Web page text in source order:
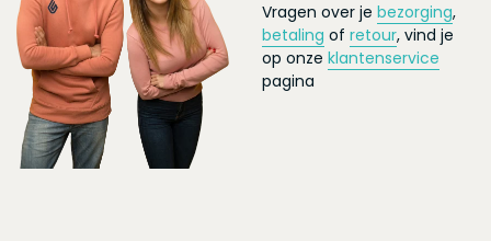
Vragen over je bezorging,
betaling of retour, vind je
op onze klantenservice
pagina